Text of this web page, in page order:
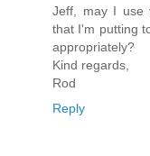
Jeff, may I use
that I'm putting
appropriately?
Kind regards,
Rod
Reply